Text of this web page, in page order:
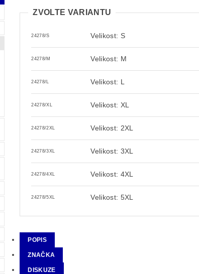
ZVOLTE VARIANTU
24278/S Velikost: S
24278/M Velikost: M
24278/L Velikost: L
24278/XL Velikost: XL
24278/2XL Velikost: 2XL
24278/3XL Velikost: 3XL
24278/4XL Velikost: 4XL
24278/5XL Velikost: 5XL
POPIS
ZNAČKA
DISKUZE